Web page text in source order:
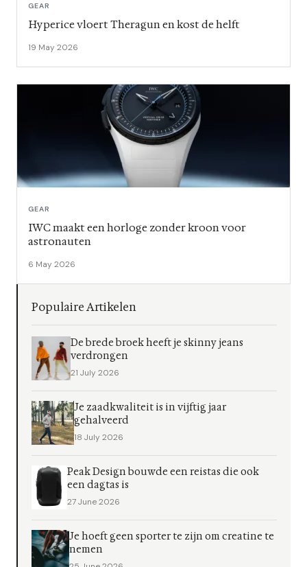
GEAR
Hyperice vloert Theragun en kost de helft
19 May 2026
GEAR
IWC maakt een horloge zonder kroon voor
astronauten
6 May 2026
Populaire Artikelen
De brede broek heeft je skinny jeans
verdrongen
21 July 2026
Je zaadkwaliteit is in vijftig jaar
gehalveerd
18 July 2026
Peak Design bouwde een reistas die ook
een dagtas is
27 June 2026
Je hoeft geen sporter te zijn om creatine te
nemen